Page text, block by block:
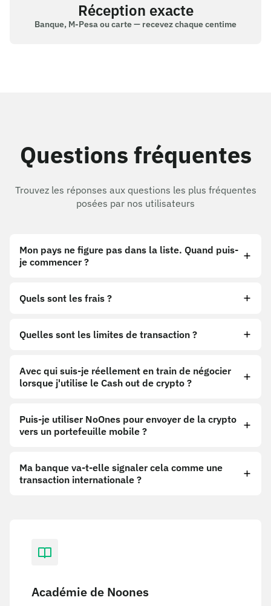
Réception exacte
Banque, M-Pesa ou carte — recevez chaque centime
Questions fréquentes
Trouvez les réponses aux questions les plus fréquentes
posées par nos utilisateurs
Mon pays ne figure pas dans la liste. Quand puis-
je commencer ?
Quels sont les frais ?
Quelles sont les limites de transaction ?
Avec qui suis-je réellement en train de négocier
lorsque j'utilise le Cash out de crypto ?
Puis-je utiliser NoOnes pour envoyer de la crypto
vers un portefeuille mobile ?
Ma banque va-t-elle signaler cela comme une
transaction internationale ?
Académie de Noones